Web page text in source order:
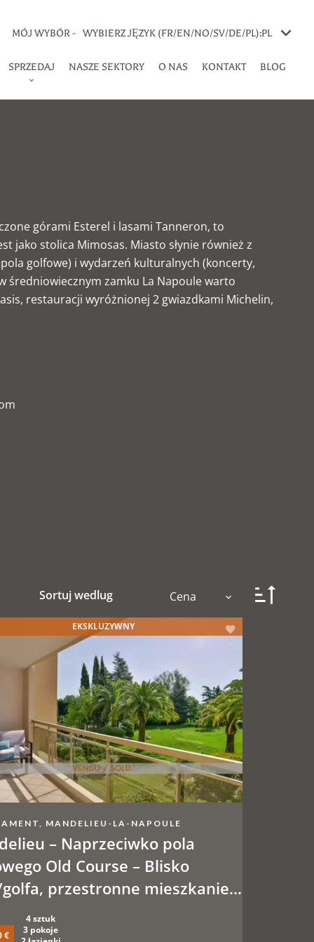
MÓJ WYBÓR - WYBIERZ JĘZYK (FR/EN/NO/SV/DE/PL):PL
SPRZEDAJ NASZE SEKTORY O NAS KONTAKT BLOG
górami Esterel i lasami Tanneron, to
jako stolica Mimosas. Miasto słynie również z
golfowe) i wydarzeń kulturalnych (koncerty,
średniowiecznym zamku La Napoule warto
restauracji wyróżnionej 2 gwiazdkami Michelin,
Sortuj wedlug Cena
MANDELIEU-LA-NAPOULE
– Naprzeciwko pola
Old Course – Blisko
przestronne mieszkanie
30 m² tarasów +
miejsca parkingowe lub
€
4 sztuk
3 pokoje
EKSKLUZYWNY